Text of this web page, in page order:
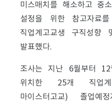
미스매치를 해소하고 중
설정을 위한 참고자료
직업계고교생 구직성향
발표했다.
조사는 지난 6월부터
위치한 25개 직업계
마이스터고교) 졸업예